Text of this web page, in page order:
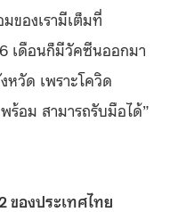
ของเรามีเต็มที่
เดือนก็มีวัคซีนออกมา
หวัด เพราะโควิด
ร้อม สามารถรับมือได้”
ของประเทศไทย